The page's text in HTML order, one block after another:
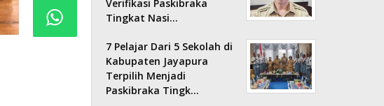
Verifikasi Paskibraka
Tingkat Nasi…
7 Pelajar Dari 5 Sekolah di
Kabupaten Jayapura
Terpilih Menjadi
Paskibraka Tingk…